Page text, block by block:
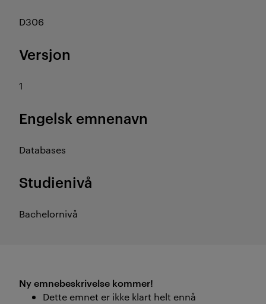
D306
Versjon
1
Engelsk emnenavn
Databases
Studienivå
Bachelornivå
Ny emnebeskrivelse kommer!
Dette emnet er ikke klart helt ennå